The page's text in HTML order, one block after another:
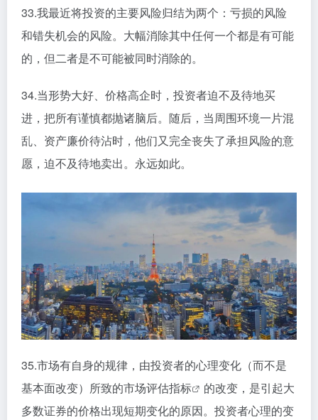
33.我最近将投资的主要风险归结为两个：亏损的风险
和错失机会的风险。大幅消除其中任何一个都是有可能
的，但二者是不可能被同时消除的。
34.当形势大好、价格高企时，投资者迫不及待地买
进，把所有谨慎都抛诸脑后。随后，当周围环境一片混
乱、资产廉价待沾时，他们又完全丧失了承担风险的意
愿，迫不及待地卖出。永远如此。
35.市场有自身的规律，由投资者的心理变化（而不是
基本面改变）所致的市场评估指标
的改变，是引起大
多数证券的价格出现短期变化的原因。投资者心理的变